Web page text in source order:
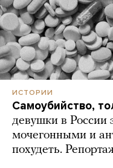
ИСТОРИИ
Самоубийство,
девушки в России
мочегонными и
похудеть.